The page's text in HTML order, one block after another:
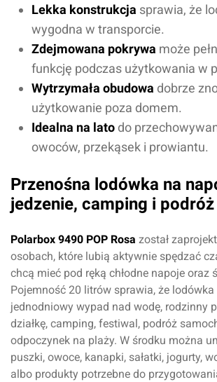
Lekka konstrukcja sprawia, że
wygodna w transporcie.
Zdejmowana pokrywa może
funkcję podczas użytkowania w
Wytrzymała obudowa dobrze
użytkowanie poza domem.
Idealna na lato do
owoców, przekąsek i prowiantu.
Przenośna lodówka na
jedzenie, camping i podróż
Polarbox 9490 POP Rosa został
osobach, które lubią aktywnie spędzać
chcą mieć pod ręką chłodne napoje oraz
Pojemność 20 litrów sprawia, że lodówka
jednodniowy wypad nad wodę, rodzinny
działkę, camping, festiwal, podróż
odpoczynek na plaży. W środku można
puszki, owoce, kanapki, sałatki, jogurty,
albo produkty potrzebne do